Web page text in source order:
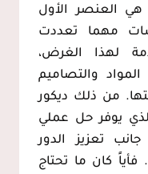
العنصر الأول
مهما تعددت
لهذا الغرض،
والتصاميم
من ذلك ديكور
يوفر حل عملي
تعزيز الدور
فأياً كان ما تحتاج